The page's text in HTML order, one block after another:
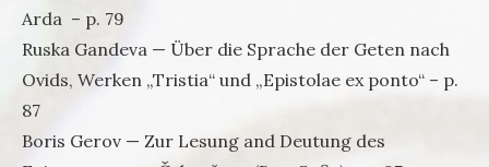
Arda – p. 79
Ruska Gandeva — Über die Sprache der Geten nach
Ovids, Werken „Tristia“ und „Epistolae ex ponto“ – p.
87
Boris Gerov — Zur Lesung and Deutung des